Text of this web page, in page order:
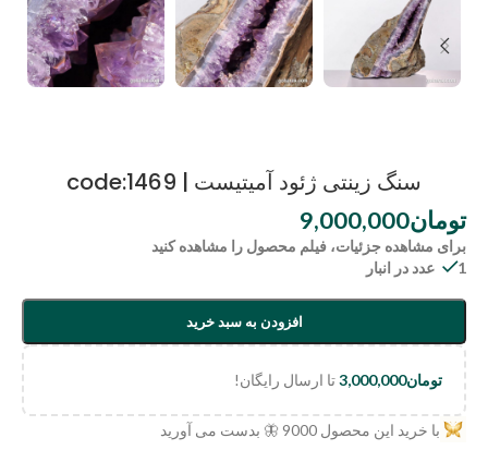
سنگ زینتی ژئود آمیتیست | code:1469
تومان9,000,000
برای مشاهده جزئیات، فیلم محصول را مشاهده کنید
1 عدد در انبار
افزودن به سبد خرید
تومان3,000,000تا ارسال رایگان!
با خرید این محصول 9000 🦋 بدست می آورید